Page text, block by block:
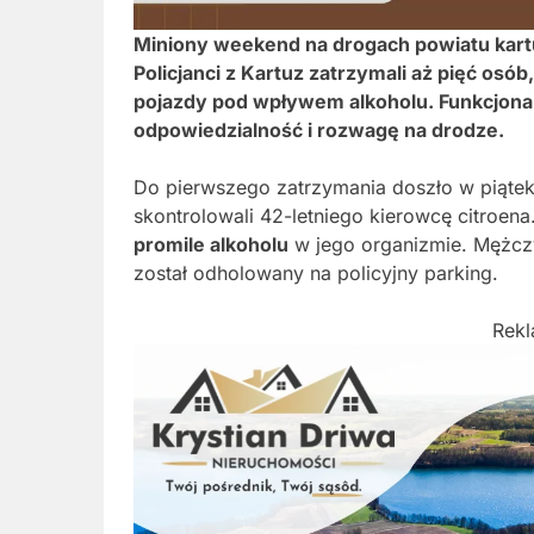
Miniony weekend na drogach powiatu
Policjanci z Kartuz zatrzymali aż pięć
pojazdy pod wpływem alkoholu.
odpowiedzialność i rozwagę na drodze.
Do pierwszego zatrzymania doszło w
skontrolowali 42-letniego kierowcę
promile alkoholu w jego organizmie.
został odholowany na policyjny parking.